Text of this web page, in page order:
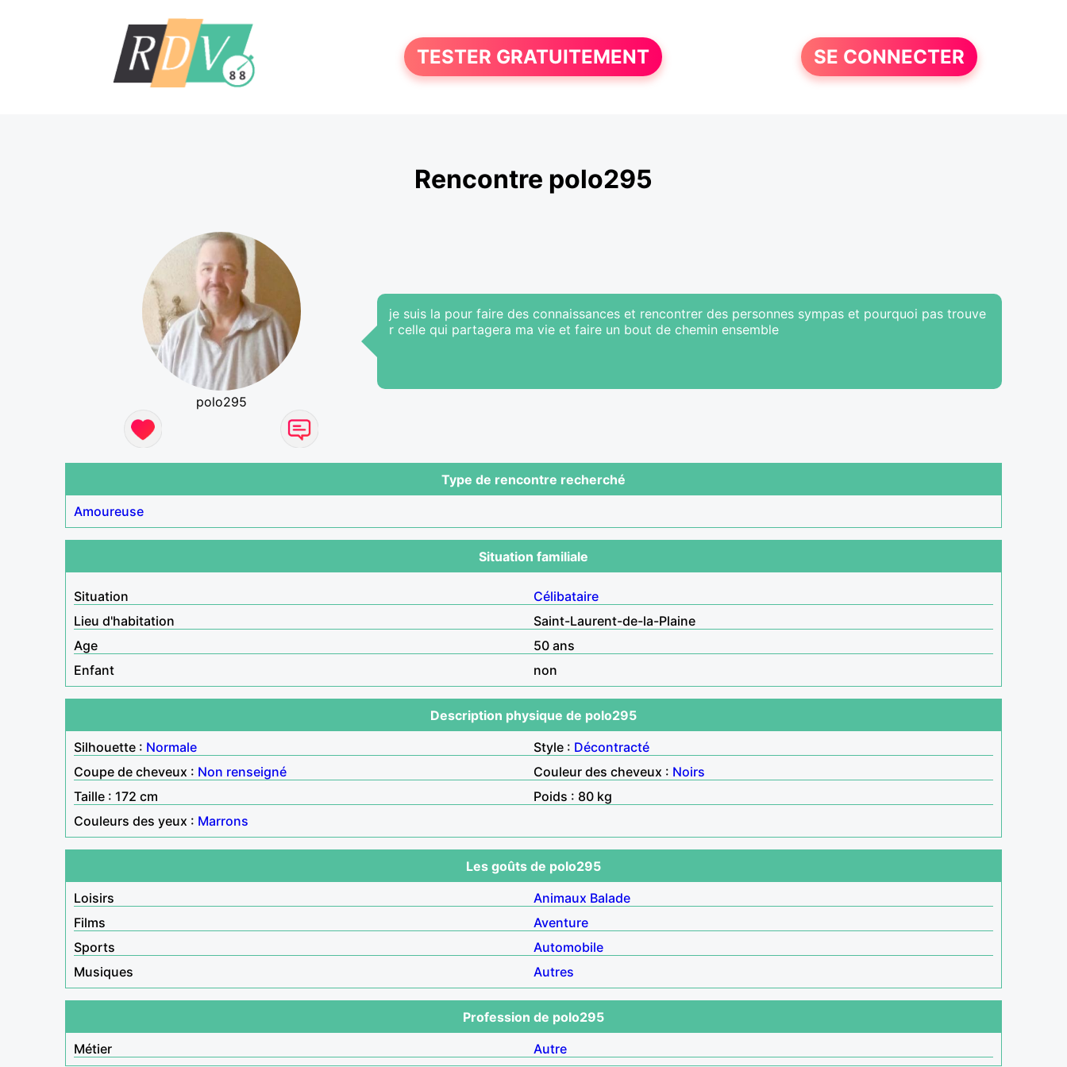
TESTER GRATUITEMENT SE CONNECTER
Rencontre polo295
polo295
je suis la pour faire des connaissances et rencontrer des personnes sympas et pourquoi pas trouve
r celle qui partagera ma vie et faire un bout de chemin ensemble
Type de rencontre recherché
Amoureuse
Situation familiale
Situation
Célibataire
Lieu d'habitation
Saint-Laurent-de-la-Plaine
Age
50 ans
Enfant
non
Description physique de polo295
Silhouette : Normale Style : Décontracté
Coupe de cheveux : Non renseigné Couleur des cheveux : Noirs
Taille : 172 cm
Poids : 80 kg
Couleurs des yeux : Marrons
Les goûts de polo295
Loisirs
Animaux Balade
Films
Aventure
Sports
Automobile
Musiques
Autres
Profession de polo295
Métier
Autre